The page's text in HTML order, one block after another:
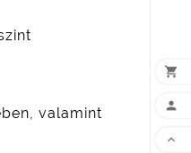
valamint


